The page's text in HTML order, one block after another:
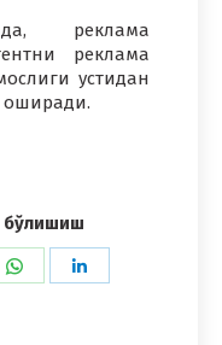
реклама
реклама
устидан
оширади.
бўлишиш
Share